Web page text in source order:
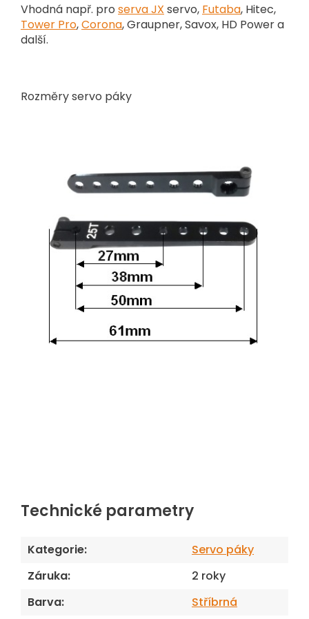
Vhodná např. pro serva JX servo, Futaba, Hitec,
Tower Pro,Corona, Graupner, Savox, HD Power a
další.
Rozměry servo páky
Technické parametry
Kategorie:
Servo páky
Záruka:
2 roky
Barva: Stříbrná